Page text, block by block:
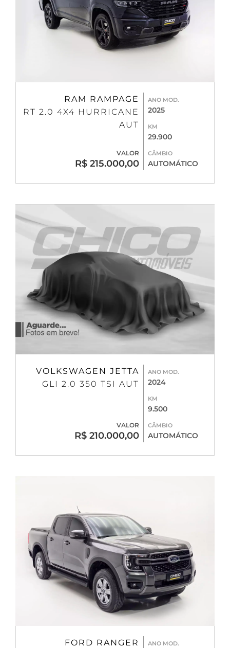
RAM RAMPAGE
RT 2.0 4X4 HURRICANE
AUT
VALOR
R$ 215.000,00
ANO MOD.
2025
KM
29.900
CÂMBIO
AUTOMÁTICO
VOLKSWAGEN JETTA
GLI 2.0 350 TSI AUT
VALOR
R$ 210.000,00
ANO MOD.
2024
KM
9.500
CÂMBIO
AUTOMÁTICO
FORD RANGER
ANO MOD.